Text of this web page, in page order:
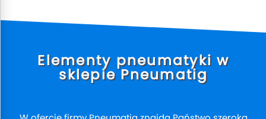
Elementy pneumatyki w
sklepie Pneumatig